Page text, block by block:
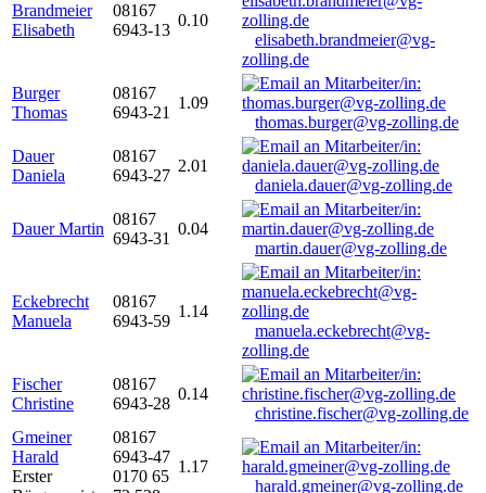
Brandmeier
Elisabeth
08167
6943-13
0.10
elisabeth.brandmeier@vg-
zolling.de
Burger
Thomas
08167
6943-21
1.09
thomas.burger@vg-zolling.de
Dauer
Daniela
08167
6943-27
2.01
daniela.dauer@vg-zolling.de
Dauer Martin
08167
6943-31
0.04
martin.dauer@vg-zolling.de
Eckebrecht
Manuela
08167
6943-59
1.14
manuela.eckebrecht@vg-
zolling.de
Fischer
Christine
08167
6943-28
0.14
christine.fischer@vg-zolling.de
Gmeiner
Harald
Erster
08167
6943-47
0170 65
1.17
harald.gmeiner@vg-zolling.de